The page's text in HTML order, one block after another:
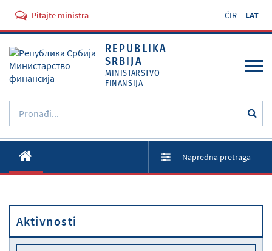
Pitajte ministra ĆIR LAT
REPUBLIKA
SRBIJA
MINISTARSTVO
FINANSIJA
O Ministarstvu
Aktivnosti
Propisi
Usluge
Napredna pretraga
Aktivnosti